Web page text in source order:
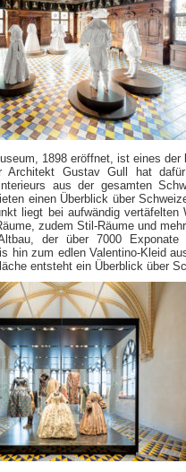
1898 eröffnet, ist eines
Architekt Gustav Gull hat
aus der gesamten
einen Überblick über
liegt bei aufwändig
zudem Stil-Räume und
der über 7000
hin zum edlen Valentino-Kleid
entsteht ein Überblick über